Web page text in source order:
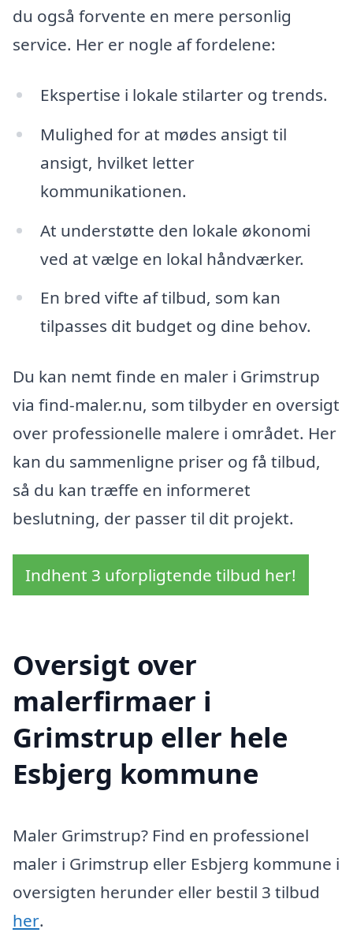
du også forvente en mere personlig
service. Her er nogle af fordelene:
Ekspertise i lokale stilarter og trends.
Mulighed for at mødes ansigt til
ansigt, hvilket letter
kommunikationen.
At understøtte den lokale økonomi
ved at vælge en lokal håndværker.
En bred vifte af tilbud, som kan
tilpasses dit budget og dine behov.
Du kan nemt finde en maler i Grimstrup
via find-maler.nu, som tilbyder en oversigt
over professionelle malere i området. Her
kan du sammenligne priser og få tilbud,
så du kan træffe en informeret
beslutning, der passer til dit projekt.
Indhent 3 uforpligtende tilbud her!
Oversigt over
malerfirmaer i
Grimstrup eller hele
Esbjerg kommune
Maler Grimstrup? Find en professionel
maler i Grimstrup eller Esbjerg kommune i
oversigten herunder eller bestil 3 tilbud
her.